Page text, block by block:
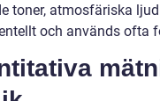
toner, atmosfäriska
och används ofta